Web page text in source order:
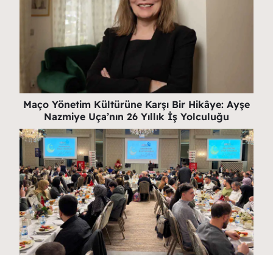
Maço Yönetim Kültürüne Karşı Bir Hikâye: Ayşe
Nazmiye Uça’nın 26 Yıllık İş Yolculuğu